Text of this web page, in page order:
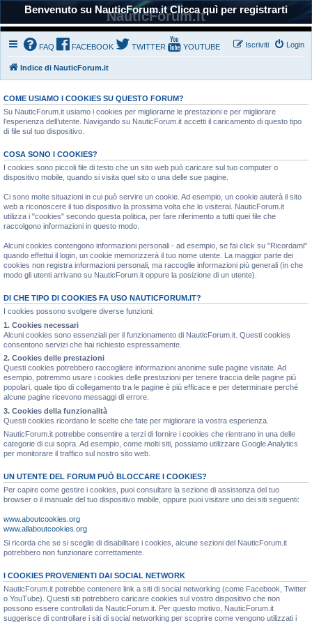
Benvenuto su NauticForum.it Clicca quì per registrarti
NauticForum.it
FAQ FACEBOOK TWITTER YOUTUBE Login
Iscriviti
Indice di NauticForum.it
COME USIAMO I COOKIES SU QUESTO FORUM?
Su NauticForum.it usiamo i cookies per migliorarne le prestazioni e per migliorare
l’esperienza dell’utente. Navigando su NauticForum.it accetti il caricamento di questo tipo
di file sul tuo dispositivo.
COSA SONO I COOKIES?
I cookies sono piccoli file di testo che un sito web può caricare sul tuo computer o
dispositivo mobile, quando si visita quel sito o una delle sue pagine.
Ci sono molte situazioni in cui può servire un cookie. Ad esempio, un cookie aiuterà il sito
web a riconoscere il tuo dispositivo la prossima volta che lo visiterai. NauticForum.it
utilizza i "cookies" secondo questa politica, per fare riferimento a tutti quei file che
raccolgono informazioni in questo modo.
Alcuni cookies contengono informazioni personali - ad esempio, se fai click su "Ricordami"
quando effettui il login, un cookie memorizzerà il tuo nome utente. La maggior parte dei
cookies non registra informazioni personali, ma raccoglie informazioni più generali (in che
modo gli utenti arrivano su NauticForum.it oppure la posizione di un utente).
DI CHE TIPO DI COOKIES FA USO NAUTICFORUM.IT?
I cookies possono svolgere diverse funzioni:
1. Cookies necessari
Alcuni cookies sono essenziali per il funzionamento di NauticForum.it. Questi cookies
consentono servizi che hai richiesto espressamente.
2. Cookies delle prestazioni
Questi cookies potrebbero raccogliere informazioni anonime sulle pagine visitate. Ad
esempio, potremmo usare i cookies delle prestazioni per tenere traccia delle pagine più
popolari, quale tipo di collegamento tra le pagine è più efficace e per determinare perché
alcune pagine ricevono messaggi di errore.
3. Cookies della funzionalità
Questi cookies ricordano le scelte che fate per migliorare la vostra esperienza.
NauticForum.it potrebbe consentire a terzi di fornire i cookies che rientrano in una delle
categorie di cui sopra. Ad esempio, come molti siti, possiamo utilizzare Google Analytics
per monitorare il traffico sul nostro sito web.
UN UTENTE DEL FORUM PUÒ BLOCCARE I COOKIES?
Per capire come gestire i cookies, puoi consultare la sezione di assistenza del tuo
browser o il manuale del tuo dispositivo mobile, oppure puoi visitare uno dei siti seguenti:
www.aboutcookies.org
www.allaboutcookies.org
Si ricorda che se si sceglie di disabilitare i cookies, alcune sezioni del NauticForum.it
potrebbero non funzionare correttamente.
I COOKIES PROVENIENTI DAI SOCIAL NETWORK
NauticForum.it potrebbe contenere link a siti di social networking (come Facebook, Twitter
o YouTube). Questi siti potrebbero caricare cookies sul vostro dispositivo che non
possono essere controllati da NauticForum.it. Per questo motivo, NauticForum.it
suggerisce di controllare i siti di social networking per scoprire come vengono utilizzati i